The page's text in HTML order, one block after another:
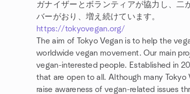
ガナイザーとボランティアが協力し、
バーがおり、増え続けています。
https://tokyovegan.org/
The aim of Tokyo Vegan is to help the
worldwide vegan movement. Our main
vegan-interested people. Established in
that are open to all. Although many
raise awareness of vegan-related issues